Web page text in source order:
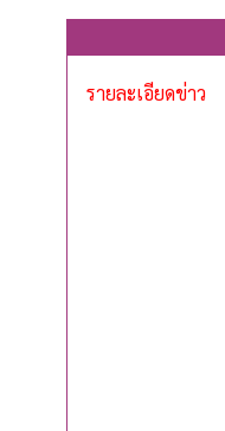
รายละเอียดข่าว